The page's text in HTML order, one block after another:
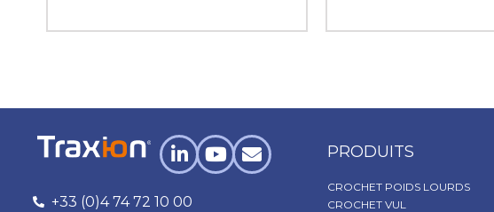
+33 (0)4 74 72 10 00
PRODUITS
CROCHET POIDS LOURDS
CROCHET VUL